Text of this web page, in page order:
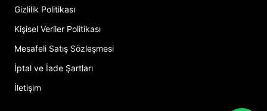
Gizlilik Politikası
Kişisel Veriler Politikası
Mesafeli Satış Sözleşmesi
İptal ve İade Şartları
İletişim